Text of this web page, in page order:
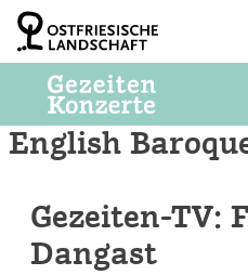
Zum
Inhalt
springen
English
Gezeiten-TV:
Dangast